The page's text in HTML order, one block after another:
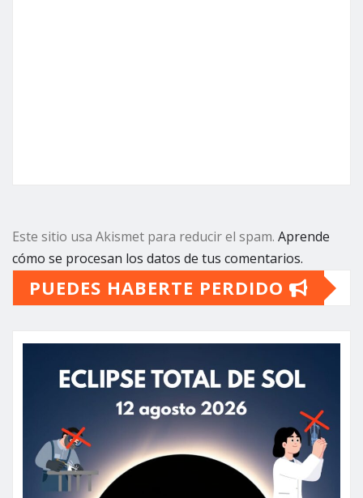
Este sitio usa Akismet para reducir el spam. Aprende
cómo se procesan los datos de tus comentarios.
PUEDES HABERTE PERDIDO